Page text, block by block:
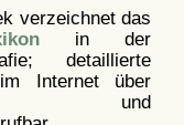
verzeichnet das
in der
detaillierte
Internet über